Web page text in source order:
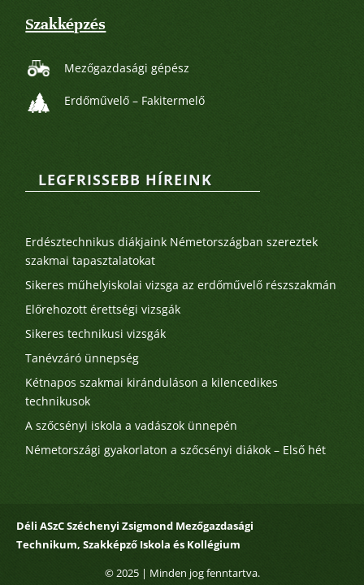
Szakképzés
Mezőgazdasági gépész
Erdőművelő – Fakitermelő
LEGFRISSEBB HÍREINK
Erdésztechnikus diákjaink Németországban szereztek
szakmai tapasztalatokat
Sikeres műhelyiskolai vizsga az erdőművelő részszakmán
Előrehozott érettségi vizsgák
Sikeres technikusi vizsgák
Tanévzáró ünnepség
Kétnapos szakmai kiránduláson a kilencedikes
technikusok
A szőcsényi iskola a vadászok ünnepén
Németországi gyakorlaton a szőcsényi diákok – Első hét
Déli ASzC Széchenyi Zsigmond Mezőgazdasági
Technikum, Szakképző Iskola és Kollégium
© 2025 | Minden jog fenntartva.